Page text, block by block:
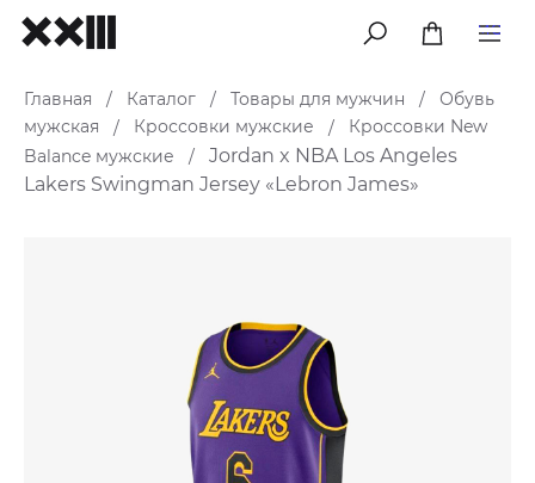
меню
Главная / Каталог / Товары для мужчин /
Обувь
мужская
/ Кроссовки мужские /
Кроссовки New
Balance мужские
/
Jordan x NBA Los Angeles
Lakers Swingman Jersey «Lebron James»